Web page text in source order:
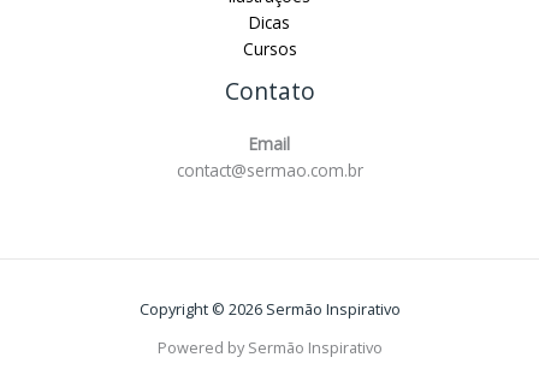
Dicas
Cursos
Contato
Email
contact@sermao.com.br
Copyright © 2026 Sermão Inspirativo
Powered by Sermão Inspirativo